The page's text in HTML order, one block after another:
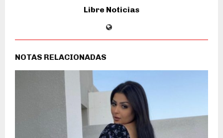
Libre Noticias
NOTAS RELACIONADAS